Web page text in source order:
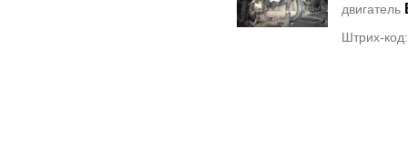
двигатель
Штрих-